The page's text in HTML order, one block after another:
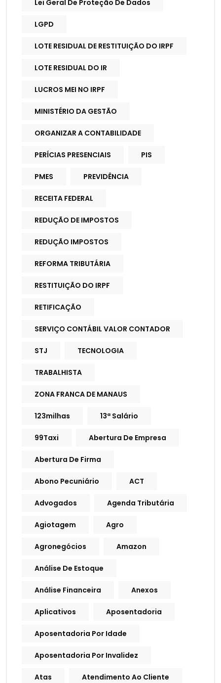
Lei Geral De Proteção De Dados
LGPD
LOTE RESIDUAL DE RESTITUIÇÃO DO IRPF
LOTE RESIDUAL DO IR
LUCROS MEI NO IRPF
MINISTÉRIO DA GESTÃO
ORGANIZAR A CONTABILIDADE
PERÍCIAS PRESENCIAIS PIS
PMES PREVIDÊNCIA
RECEITA FEDERAL
REDUÇÃO DE IMPOSTOS
REDUÇÃO IMPOSTOS
REFORMA TRIBUTÁRIA
RESTITUIÇÃO DO IRPF
RETIFICAÇÃO
SERVIÇO CONTÁBIL VALOR CONTADOR
STJ TECNOLOGIA
TRABALHISTA
ZONA FRANCA DE MANAUS
123milhas 13ª Salário
99Taxi Abertura De Empresa
Abertura De Firma
Abono Pecuniário ACT
Advogados Agenda Tributária
Agiotagem Agro
Agronegócios Amazon
Análise De Estoque
Análise Financeira Anexos
Aplicativos Aposentadoria
Aposentadoria Por Idade
Aposentadoria Por Invalidez
Atas Atendimento Ao Cliente